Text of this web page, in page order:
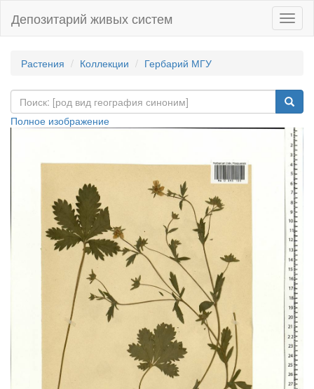
Депозитарий живых систем
Растения Коллекции Гербарий МГУ
Полное изображение